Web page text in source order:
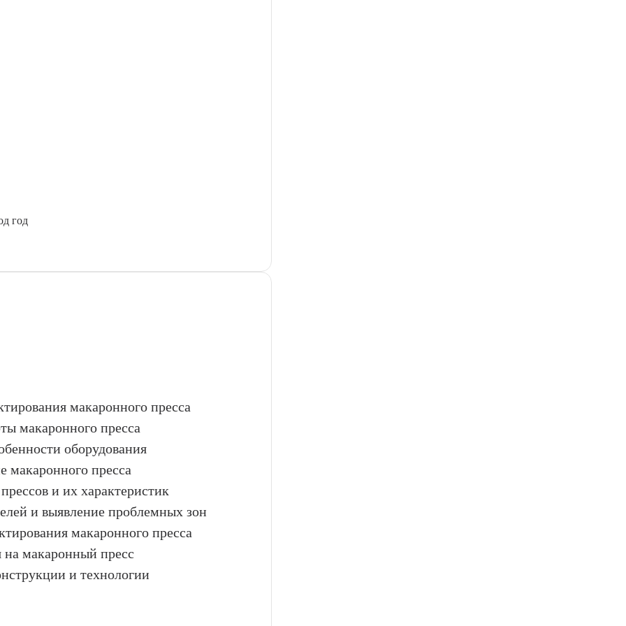
год
макаронного пресса
макаронного пресса
оборудования
макаронного пресса
и их характеристик
и выявление проблемных зон
макаронного пресса
на макаронный пресс
и технологии